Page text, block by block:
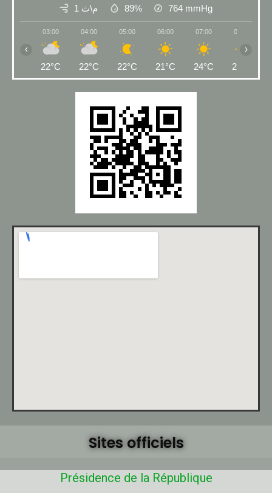
1 م\ث 89% 764 mmHg
03:00
22°C
04:00
22°C
05:00
22°C
06:00
21°C
07:00
24°C
08:00
27°C
‹ ›
Sites officiels
Présidence de la République